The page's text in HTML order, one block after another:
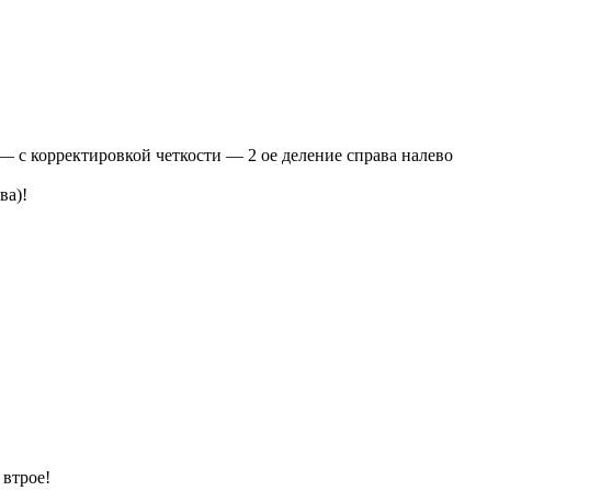
корректировкой четкости — 2 ое деление справа налево